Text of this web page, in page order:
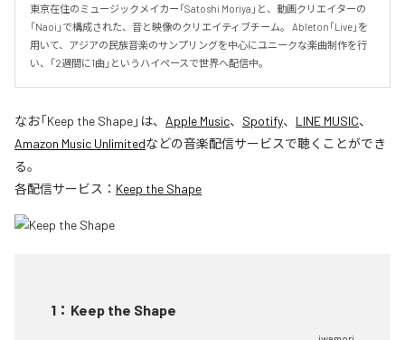
東京在住のミュージックメイカー「Satoshi Moriya」と、動画クリエイターの
「Naoi」で構成された、音と映像のクリエイティブチーム。 Ableton「Live」を
用いて、アジアの民族音楽のサンプリングを中心にユニークな楽曲制作を行
い、「2週間に1曲」というハイペースで世界へ配信中。
なお「Keep the Shape」は、 Apple Music、 Spotify、 LINE MUSIC、
Amazon Music Unlimitedなどの音楽配信サービスで聴くことができ
る。
各配信サービス： Keep the Shape
1 ： Keep the Shape